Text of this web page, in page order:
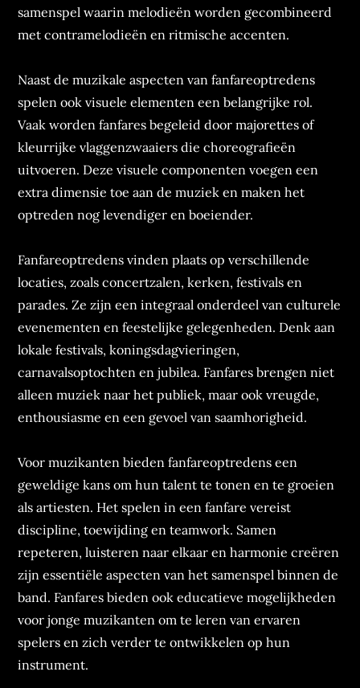
samenspel waarin melodieën worden gecombineerd
met contramelodieën en ritmische accenten.
Naast de muzikale aspecten van fanfareoptredens
spelen ook visuele elementen een belangrijke rol.
Vaak worden fanfares begeleid door majorettes of
kleurrijke vlaggenzwaaiers die choreografieën
uitvoeren. Deze visuele componenten voegen een
extra dimensie toe aan de muziek en maken het
optreden nog levendiger en boeiender.
Fanfareoptredens vinden plaats op verschillende
locaties, zoals concertzalen, kerken, festivals en
parades. Ze zijn een integraal onderdeel van culturele
evenementen en feestelijke gelegenheden. Denk aan
lokale festivals, koningsdagvieringen,
carnavalsoptochten en jubilea. Fanfares brengen niet
alleen muziek naar het publiek, maar ook vreugde,
enthousiasme en een gevoel van saamhorigheid.
Voor muzikanten bieden fanfareoptredens een
geweldige kans om hun talent te tonen en te groeien
als artiesten. Het spelen in een fanfare vereist
discipline, toewijding en teamwork. Samen
repeteren, luisteren naar elkaar en harmonie creëren
zijn essentiële aspecten van het samenspel binnen de
band. Fanfares bieden ook educatieve mogelijkheden
voor jonge muzikanten om te leren van ervaren
spelers en zich verder te ontwikkelen op hun
instrument.